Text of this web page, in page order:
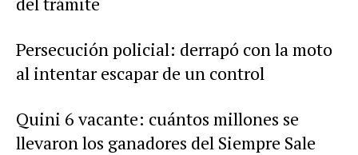
Persecución policial: derrapó con la moto
al intentar escapar de un control
Quini 6 vacante: cuántos millones se
llevaron los ganadores del Siempre Sale